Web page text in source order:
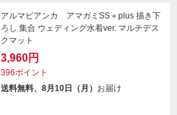
アルマビアンカ アマガミSS＋plus 描き下
ろし 集合 ウェディング水着ver. マルチデス
クマット
3,960円
396ポイント
送料無料、8月10日（月） お届け